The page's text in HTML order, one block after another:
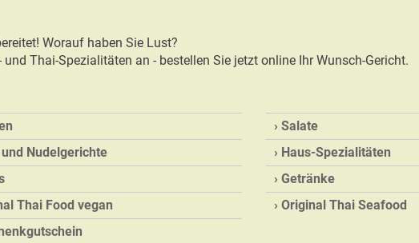
Worauf haben Sie Lust?
Thai-Spezialitäten an - bestellen Sie jetzt online Ihr Wunsch-Gericht.
Salate
und Nudelgerichte
Haus-Spezialitäten
Getränke
Thai Food vegan
Original Thai Seafood